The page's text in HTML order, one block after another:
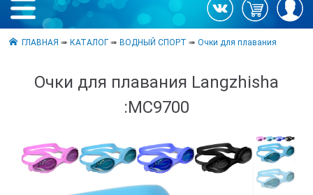
ГЛАВНАЯ ➠КАТАЛОГ ➠ВОДНЫЙ СПОРТ ➠Очки для плавания
Очки для плавания Langzhisha
:МС9700